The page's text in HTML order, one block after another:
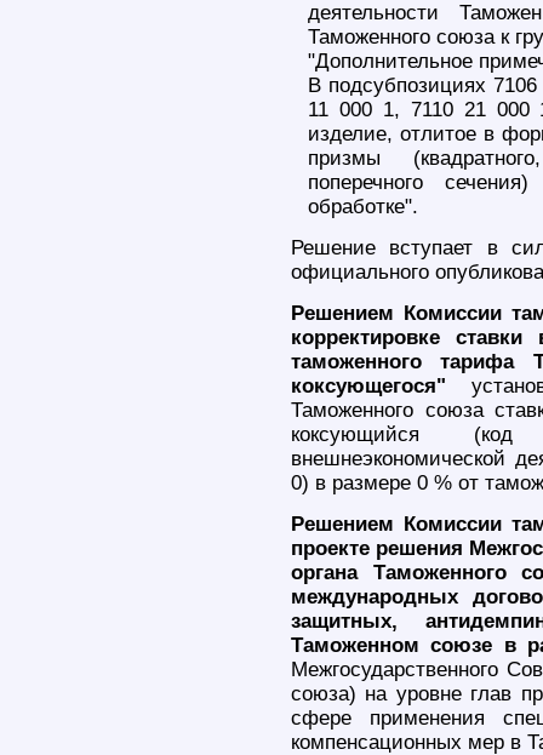
деятельности
Таможенного союза к
"Дополнительное
В подсубпозициях
11 000 1, 7110 21 000
изделие, отлитое в
призмы
поперечного
обработке".
Решение вступает в
официального
Решением Комиссии
корректировке
таможенного тарифа
коксующегося"
Таможенного союза
коксующийся (код
внешнеэкономической
0) в размере 0 % от
Решением Комиссии
проекте решения
органа Таможенного
международных
защитных,
Таможенном союзе в
Межгосударственного
союза) на уровне глав
сфере применения
компенсационных мер в